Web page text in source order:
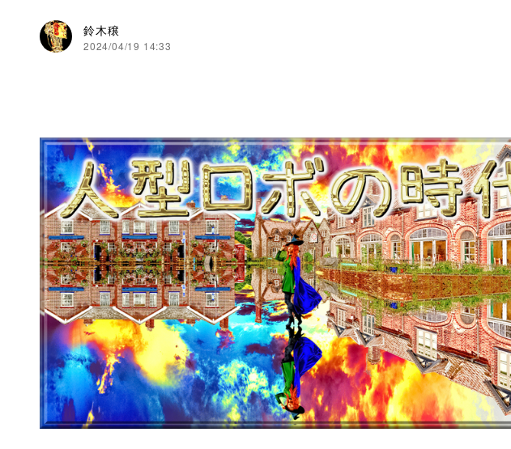
鈴木穣
2024/04/19 14:33